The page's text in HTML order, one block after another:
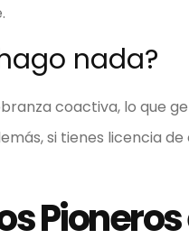
nada?
coactiva, lo que
si tienes licencia